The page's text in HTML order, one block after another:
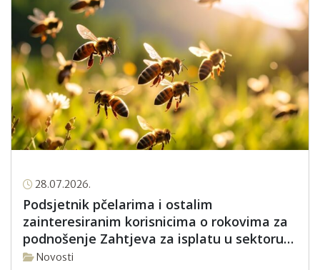
28.07.2026.
Podsjetnik pčelarima i ostalim
zainteresiranim korisnicima o rokovima za
podnošenje Zahtjeva za isplatu u sektoru
pčelarstva za intervencijsku godinu 2026.
Novosti